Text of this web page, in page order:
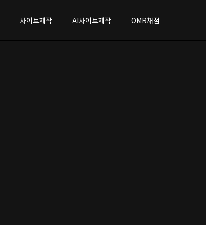
사이트제작 AI사이트제작 OMR채점